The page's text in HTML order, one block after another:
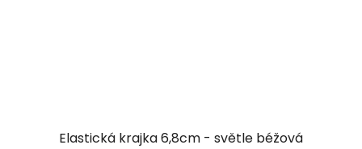
Elastická krajka 6,8cm - světle béžová